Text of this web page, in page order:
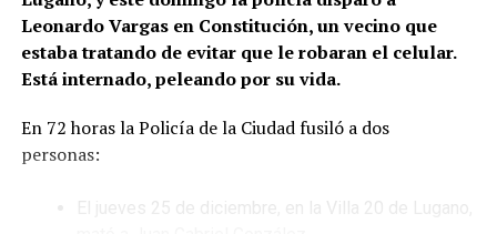
Leonardo Vargas en Constitución, un vecino que
estaba tratando de evitar que le robaran el celular.
Está internado, peleando por su vida.
En 72 horas la Policía de la Ciudad fusiló a dos
personas:
El jueves 25 de diciembre, en la Villa 20 de Lugano,